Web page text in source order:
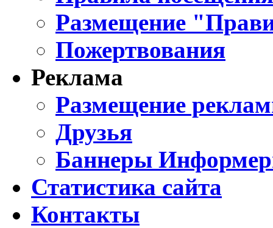
Размещение
Пожертвования
Реклама
Размещение
Друзья
Баннеры
Статистика сайта
Контакты